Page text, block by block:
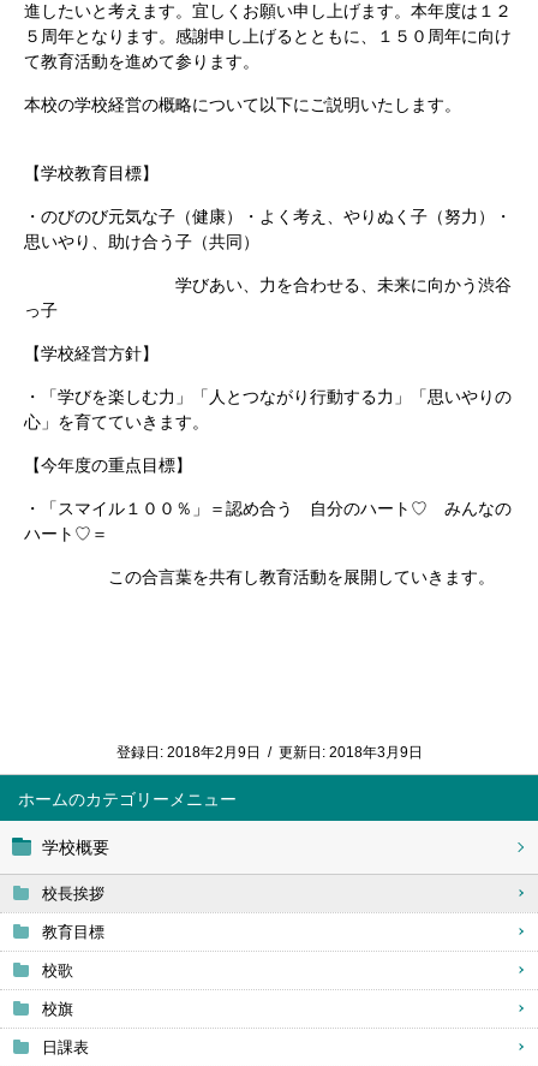
ホーム
学校概要
校長挨拶
教育目標
校歌
校旗
日課表
進したいと考えます。宜しくお願い申し上げます。本年度は１２
５周年となります。感謝申し上げるとともに、１５０周年に向け
て教育活動を進めて参ります。
本校の学校経営の概略について以下にご説明いたします。
【学校教育目標】
・のびのび元気な子（健康）・よく考え、やりぬく子（努力）・
思いやり、助け合う子（共同）
学びあい、力を合わせる、未来に向かう渋谷
っ子
【学校経営方針】
・「学びを楽しむ力」「人とつながり行動する力」「思いやりの
心」を育てていきます。
【今年度の重点目標】
・「スマイル１００％」＝認め合う 自分のハート♡ みんなの
ハート♡＝
この合言葉を共有し教育活動を展開していきます。
登録日: 2018年2月9日 / 更新日: 2018年3月9日